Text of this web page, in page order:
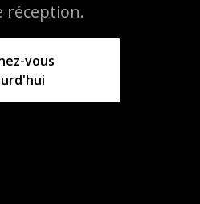
réception.
vous